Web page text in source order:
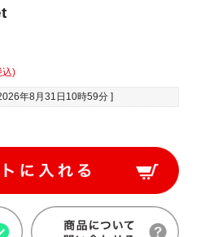
込)
年8月31日10時59分 ]